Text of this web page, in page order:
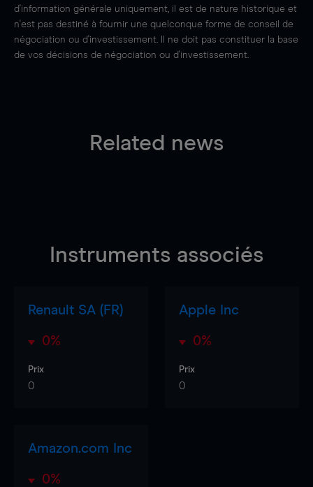
d'information générale uniquement, il est de nature historique et
n'est pas destiné à fournir une quelconque forme de conseil de
négociation ou d'investissement. Il ne doit pas constituer la base
de vos décisions de négociation ou d'investissement.
Related news
Instruments associés
Renault SA (FR)
0%
Prix
0
Apple Inc
0%
Prix
0
Amazon.com Inc
0%